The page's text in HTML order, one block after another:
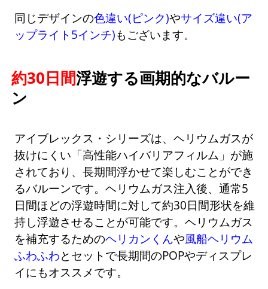
同じデザインの色違い(ピンク)やサイズ違い(ア
ップライト5インチ)もございます。
約30日間浮遊する画期的なバルー
ン
アイブレックス・シリーズは、ヘリウムガスが
抜けにくい「高性能ハイバリアフィルム」が施
されており、長期間浮かせて楽しむことができ
るバルーンです。ヘリウムガス注入後、通常5
日間ほどの浮遊時間に対して約30日間形状を維
持し浮遊させることが可能です。ヘリウムガス
を補充するためのヘリカンくんや風船ヘリウム
ふわふわとセットで長期間のPOPやディスプレ
イにもオススメです。